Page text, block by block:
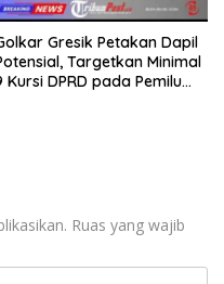
Gresik Petakan Dapil
Targetkan Minimal
Kursi DPRD pada Pemilu
Ruas yang wajib